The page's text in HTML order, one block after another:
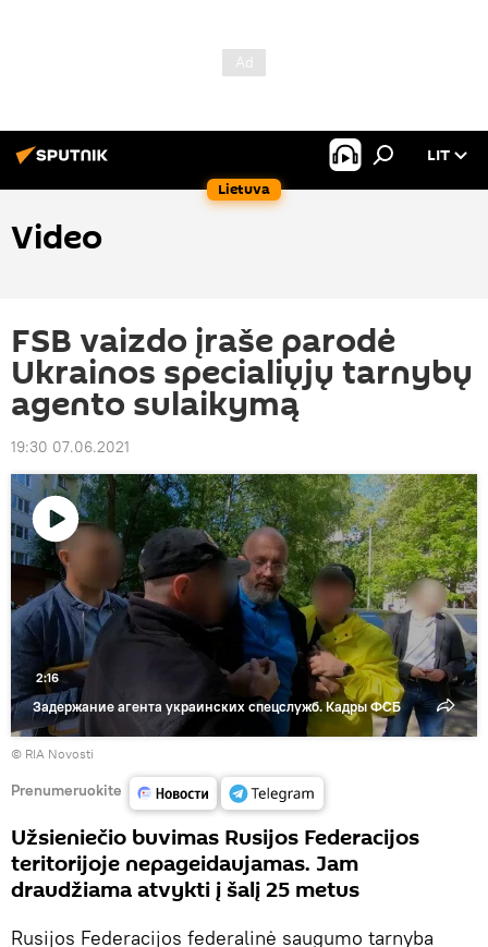
Lietuva
LIT
Video
FSB vaizdo įraše parodė
Ukrainos specialiųjų tarnybų
agento sulaikymą
19:30 07.06.2021
Paleisti
vaizdo
įrašą
Задержание агента украинских спецслужб. Кадры ФСБ
2:16
© RIA Novosti
Prenumeruokite
Užsieniečio buvimas Rusijos Federacijos
teritorijoje nepageidaujamas. Jam
draudžiama atvykti į šalį 25 metus
Rusijos Federacijos federalinė saugumo tarnyba